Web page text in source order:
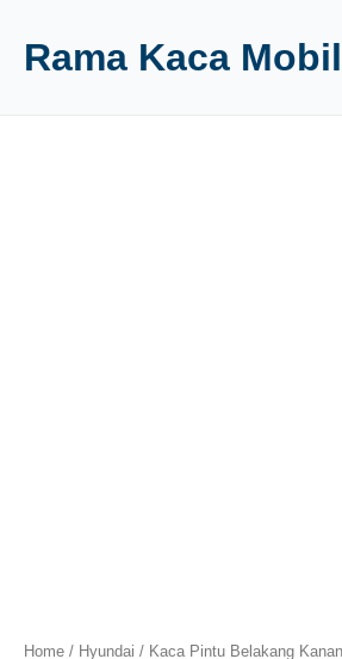
Rama Kaca Mobil
Home / Hyundai / Kaca Pintu Belakang